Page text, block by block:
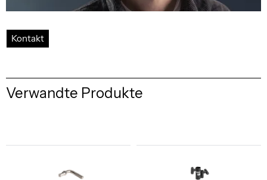
Kontakt
Verwandte Produkte